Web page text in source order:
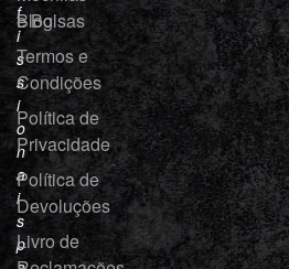
f
i
s
s
i
o
n
a
i
s
p
e Bolsas
Blog
Termos e
Condições
Política de
Privacidade
Política de
Devoluções
Livro de